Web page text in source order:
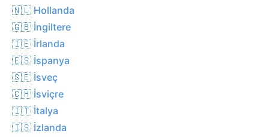
🇳🇱 Hollanda
🇬🇧 İngiltere
🇮🇪 İrlanda
🇪🇸 İspanya
🇸🇪 İsveç
🇨🇭 İsviçre
🇮🇹 İtalya
🇮🇸 İzlanda